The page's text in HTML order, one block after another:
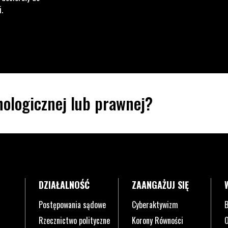
lub prawnej?
DZIAŁALNOŚĆ
Postępowania sądowe
Rzecznictwo polityczne
ZAANGAŻUJ SIĘ
Cyberaktywizm
Korony Równości